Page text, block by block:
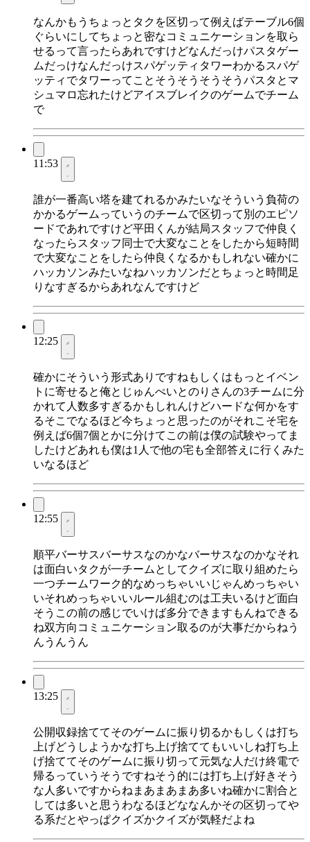
なんかもうちょっとタクを区切って例えばテーブル6個
ぐらいにしてちょっと密なコミュニケーションを取ら
せるって言ったらあれですけどなんだっけパスタゲー
ムだっけなんだっけスパゲッティタワーわかるスパゲ
ッティでタワーってことそうそうそうそうパスタとマ
シュマロ忘れたけどアイスブレイクのゲームでチーム
で
11:53
誰が一番高い塔を建てれるかみたいなそういう負荷の
かかるゲームっていうのチームで区切って別のエピソ
ードであれですけど平田くんが結局スタッフで仲良く
なったらスタッフ同士で大変なことをしたから短時間
で大変なことをしたら仲良くなるかもしれない確かに
ハッカソンみたいなねハッカソンだとちょっと時間足
りなすぎるからあれなんですけど
12:25
確かにそういう形式ありですねもしくはもっとイベン
トに寄せると俺とじゅんぺいとのりさんの3チームに分
かれて人数多すぎるかもしれんけどハードな何かをす
るそこでなるほど今ちょっと思ったのがそれこそ宅を
例えば6個7個とかに分けてこの前は僕の試験やってま
したけどあれも僕は1人で他の宅も全部答えに行くみた
いなるほど
12:55
順平バーサスバーサスなのかなバーサスなのかなそれ
は面白いタクが一チームとしてクイズに取り組めたら
一つチームワーク的なめっちゃいいじゃんめっちゃい
いそれめっちゃいいルール組むのは工夫いるけど面白
そうこの前の感じでいけば多分できますもんねできる
ね双方向コミュニケーション取るのが大事だからねう
んうんうん
13:25
公開収録捨ててそのゲームに振り切るかもしくは打ち
上げどうしようかな打ち上げ捨ててもいいしね打ち上
げ捨ててそのゲームに振り切って元気な人だけ終電で
帰るっていうそうですねそう的には打ち上げ好きそう
な人多いですからねまあまあまあ多いね確かに割合と
しては多いと思うわなるほどななんかその区切ってや
る系だとやっぱクイズかクイズが気軽だよね